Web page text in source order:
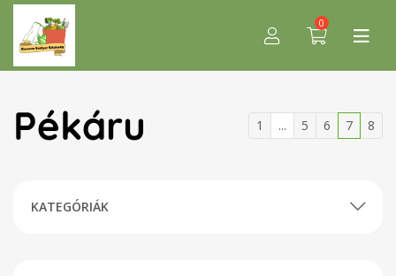
0
Pékáru 1 ... 5 6 7 8
KATEGÓRIÁK